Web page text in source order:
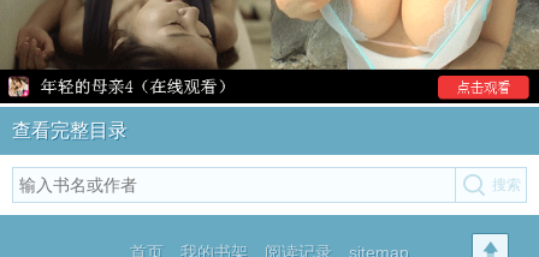
查看完整目录
首页 我的书架 阅读记录 sitemap